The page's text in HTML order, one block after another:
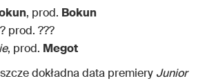
, prod. Bokun
prod. ???
, prod. Megot
dokładna data premiery Junior